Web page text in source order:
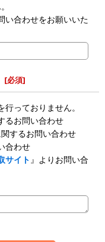
い合わせをお願いいた
[必須]
っておりません。
るお問い合わせ
するお問い合わせ
合わせ
サイト 』よりお問い合